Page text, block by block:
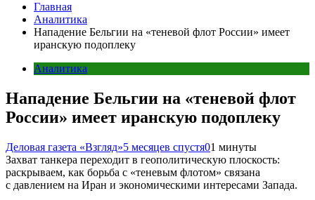
Главная
Аналитика
Нападение Бельгии на «теневой флот России» имеет
иранскую подоплеку
Аналитика
Нападение Бельгии на «теневой флот
России» имеет иранскую подоплеку
Деловая газета «Взгляд»5 месяцев спустя01 минуты
Захват танкера переходит в геополитическую плоскость:
раскрываем, как борьба с «теневым флотом» связана
с давлением на Иран и экономическими интересами Запада.